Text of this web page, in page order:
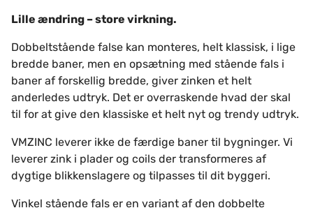
Lille ændring – store virkning.
Dobbeltstående false kan monteres, helt klassisk, i lige
bredde baner, men en opsætning med stående fals i
baner af forskellig bredde, giver zinken et helt
anderledes udtryk. Det er overraskende hvad der skal
til for at give den klassiske et helt nyt og trendy udtryk.
VMZINC leverer ikke de færdige baner til bygninger. Vi
leverer zink i plader og coils der transformeres af
dygtige blikkenslagere og tilpasses til dit byggeri.
Vinkel stående fals er en variant af den dobbelte